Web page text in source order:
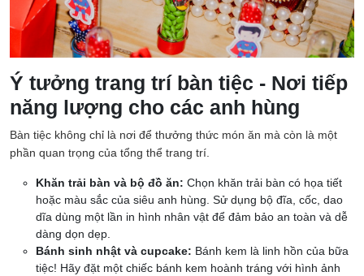
Ý tưởng trang trí bàn tiệc - Nơi tiếp
năng lượng cho các anh hùng
Bàn tiệc không chỉ là nơi để thưởng thức món ăn mà còn là một
phần quan trọng của tổng thể trang trí.
Khăn trải bàn và bộ đồ ăn: Chọn khăn trải bàn có họa tiết
hoặc màu sắc của siêu anh hùng. Sử dụng bộ đĩa, cốc, dao
dĩa dùng một lần in hình nhân vật để đảm bảo an toàn và dễ
dàng dọn dẹp.
Bánh sinh nhật và cupcake: Bánh kem là linh hồn của bữa
tiệc! Hãy đặt một chiếc bánh kem hoành tráng với hình ảnh